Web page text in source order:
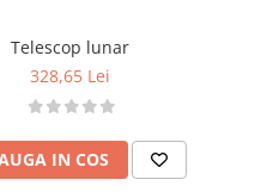
tub pentru vârtej,
Telescop lunar
328,65 Lei
IN COS